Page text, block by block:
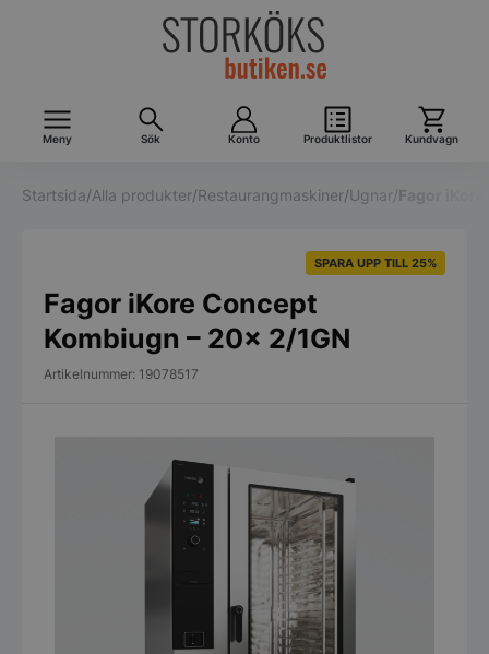
Meny Sök Konto Produktlistor Kundvagn
Startsida/Alla produkter/Restaurangmaskiner/Ugnar/Fagor
SPARA UPP TILL 25%
Fagor iKore Concept
Kombiugn – 20x 2/1GN
Artikelnummer: 19078517